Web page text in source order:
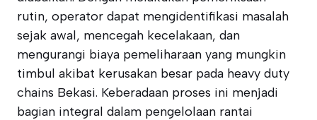
rutin, operator dapat mengidentifikasi masalah
sejak awal, mencegah kecelakaan, dan
mengurangi biaya pemeliharaan yang mungkin
timbul akibat kerusakan besar pada heavy duty
chains Bekasi. Keberadaan proses ini menjadi
bagian integral dalam pengelolaan rantai